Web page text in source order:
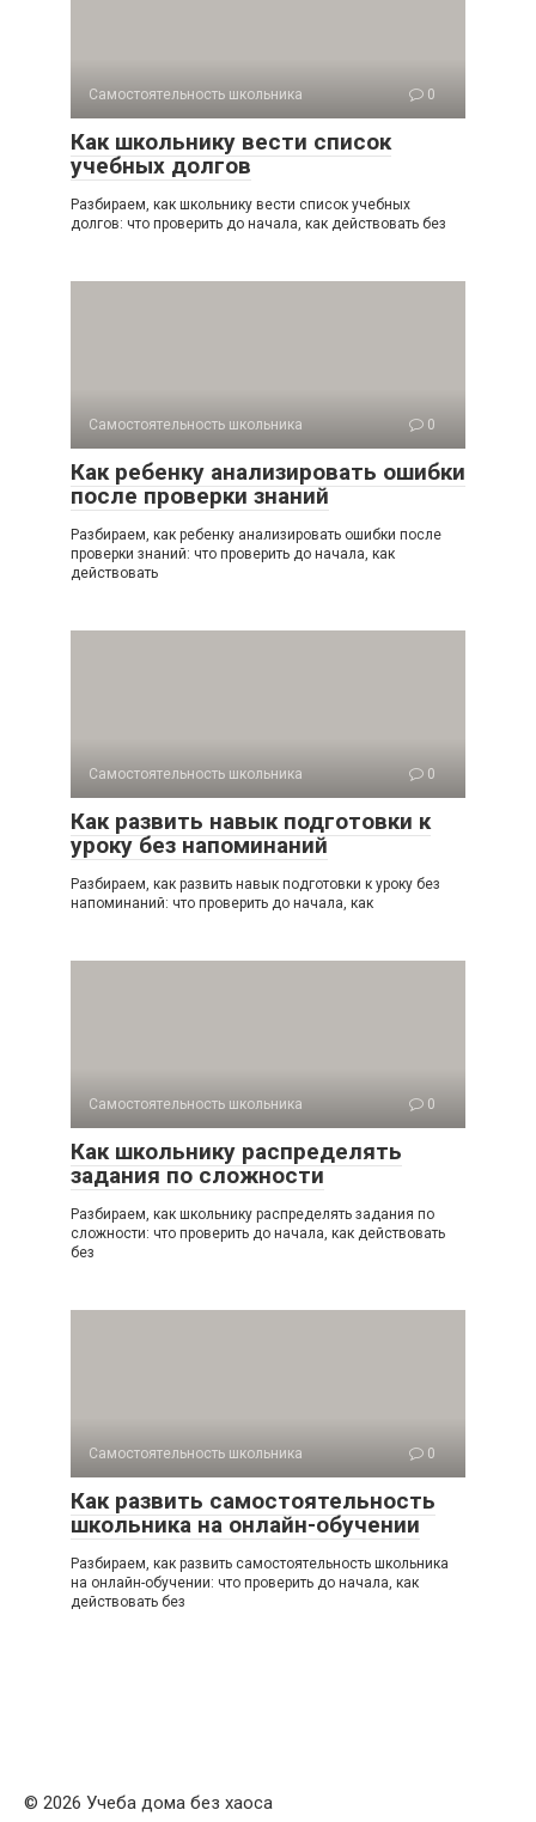
Самостоятельность школьника 0
Как школьнику вести список
учебных долгов
Разбираем, как школьнику вести список учебных
долгов: что проверить до начала, как действовать без
Самостоятельность школьника 0
Как ребенку анализировать ошибки
после проверки знаний
Разбираем, как ребенку анализировать ошибки после
проверки знаний: что проверить до начала, как
действовать
Самостоятельность школьника 0
Как развить навык подготовки к
уроку без напоминаний
Разбираем, как развить навык подготовки к уроку без
напоминаний: что проверить до начала, как
Самостоятельность школьника 0
Как школьнику распределять
задания по сложности
Разбираем, как школьнику распределять задания по
сложности: что проверить до начала, как действовать
без
Самостоятельность школьника 0
Как развить самостоятельность
школьника на онлайн-обучении
Разбираем, как развить самостоятельность школьника
на онлайн-обучении: что проверить до начала, как
действовать без
© 2026 Учеба дома без хаоса